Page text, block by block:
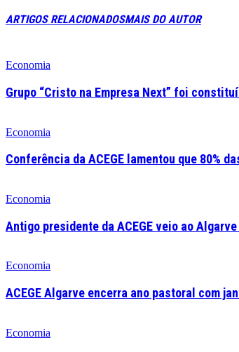
ARTIGOS RELACIONADOSMAIS DO AUTOR
Economia
Grupo “Cristo na Empresa Next” foi
Economia
Conferência da ACEGE lamentou que 80%
Economia
Antigo presidente da ACEGE veio ao
Economia
ACEGE Algarve encerra ano pastoral com
Economia